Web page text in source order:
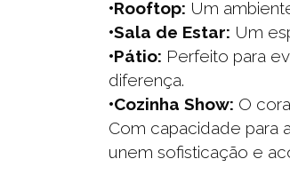
•Rooftop: Um
•Sala de Estar: Um
•Pátio: Perfeito para
diferença.
•Cozinha Show: O
Com capacidade para
unem sofisticação e